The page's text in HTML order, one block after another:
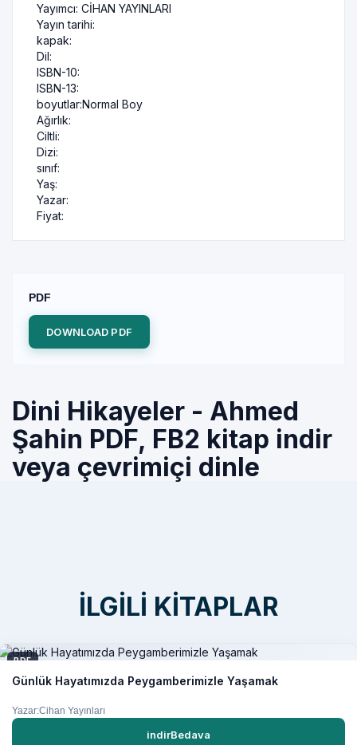
Yayımcı: CİHAN YAYINLARI
Yayın tarihi:
kapak:
Dil:
ISBN-10:
ISBN-13:
boyutlar:Normal Boy
Ağırlık:
Ciltli:
Dizi:
sınıf:
Yaş:
Yazar:
Fiyat:
PDF
DOWNLOAD PDF
Dini Hikayeler - Ahmed
Şahin PDF, FB2 kitap indir
veya çevrimiçi dinle
İLGILI KITAPLAR
PDF
Günlük Hayatımızda Peygamberimizle Yaşamak
Yazar:Cihan Yayınları
indirBedava